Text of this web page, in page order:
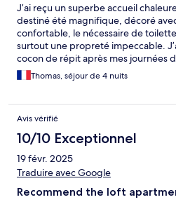
J’ai reçu un superbe accueil
destiné été magnifique, décoré
confortable, le nécessaire de
surtout une propreté impeccable.
cocon de répit après mes journées
et très sympathique. Je vous le
votre séjour à Lyon. La qualité du
Thomas, séjour de 4 nuits
Avis vérifié
10/10 Exceptionnel
19 févr. 2025
Traduire avec Google
Recommend the loft